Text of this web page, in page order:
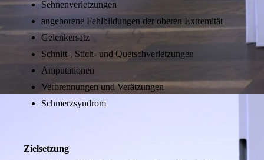
Sehnenverletzungen
angeborene Fehlbildungen der oberen Extremität
Gelenkersatz
Schnitt-, Stich- und Quetschverletzungen
Amputationen
Verbrennungen und Verätzungen
Schmerzsyndrom
Zielsetzung